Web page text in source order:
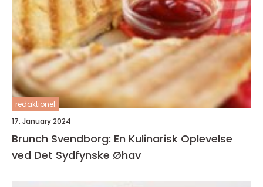
redaktionel
17. January 2024
Brunch Svendborg: En Kulinarisk Oplevelse
ved Det Sydfynske Øhav